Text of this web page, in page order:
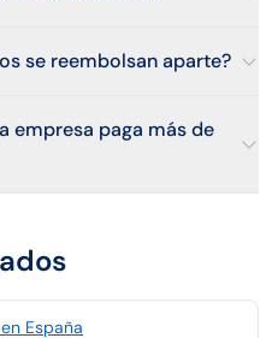
se reembolsan aparte?
empresa paga más de
España